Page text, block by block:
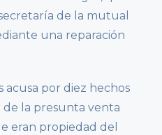
de la mutual
una reparación
acusa por diez hechos
de la presunta venta
eran propiedad del